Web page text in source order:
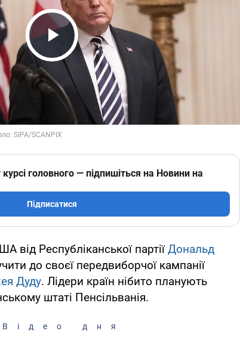
Play Video
головного — підпишіться на Новини на
Підписатися
від Республіканської партіїДональд
до своєї передвиборчої кампанії
Дуду. Лідери країн нібито планують
штаті Пенсільванія.
Відео дня